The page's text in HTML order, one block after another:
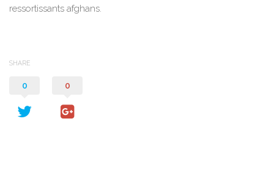
ressortissants afghans.
SHARE
0 0